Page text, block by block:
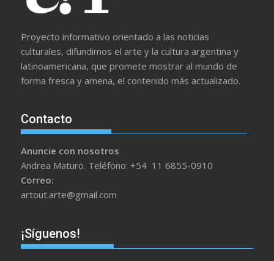
Proyecto informativo orientado a las noticias
culturales, difundimos el arte y la cultura argentina y
latinoamericana, que promete mostrar al mundo de
forma fresca y amena, el contenido más actualizado.
Contacto
Anuncie con nosotros
Andrea Maturo. Teléfono: +54 11 6855-0910
Correo:
artout.arte@gmail.com
¡Síguenos!